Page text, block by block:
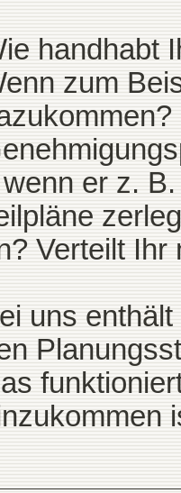
handhabt
zum
er z.
Verteilt Ihr
uns